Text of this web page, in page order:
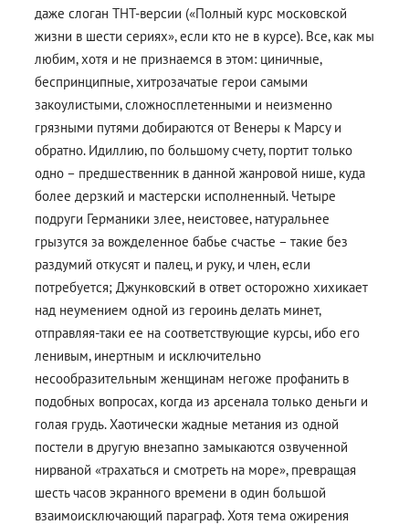
даже слоган ТНТ-версии («Полный курс московской
жизни в шести сериях», если кто не в курсе). Все, как мы
любим, хотя и не признаемся в этом: циничные,
беспринципные, хитрозачатые герои самыми
закоулистыми, сложносплетенными и неизменно
грязными путями добираются от Венеры к Марсу и
обратно. Идиллию, по большому счету, портит только
одно – предшественник в данной жанровой нише, куда
более дерзкий и мастерски исполненный. Четыре
подруги Германики злее, неистовее, натуральнее
грызутся за вожделенное бабье счастье – такие без
раздумий откусят и палец, и руку, и член, если
потребуется; Джунковский в ответ осторожно хихикает
над неумением одной из героинь делать минет,
отправляя-таки ее на соответствующие курсы, ибо его
ленивым, инертным и исключительно
несообразительным женщинам негоже профанить в
подобных вопросах, когда из арсенала только деньги и
голая грудь. Хаотически жадные метания из одной
постели в другую внезапно замыкаются озвученной
нирваной «трахаться и смотреть на море», превращая
шесть часов экранного времени в один большой
взаимоисключающий параграф. Хотя тема ожирения